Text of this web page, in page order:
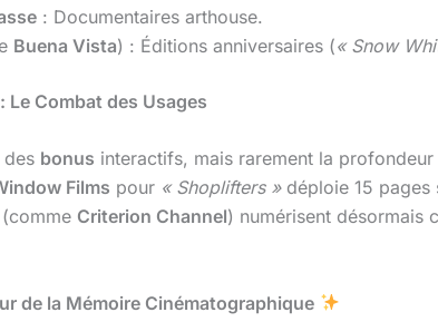
: Documentaires arthouse.
Buena Vista) : Éditions anniversaires (« Snow
Le Combat des Usages
bonus interactifs, mais rarement la
Films pour « Shoplifters »déploie 15 pages
Criterion Channel) numérisent désormais
de la Mémoire Cinématographique